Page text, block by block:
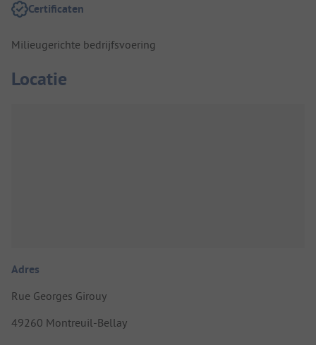
Certificaten
Milieugerichte bedrijfsvoering
Locatie
Adres
Rue Georges Girouy
49260 Montreuil-Bellay